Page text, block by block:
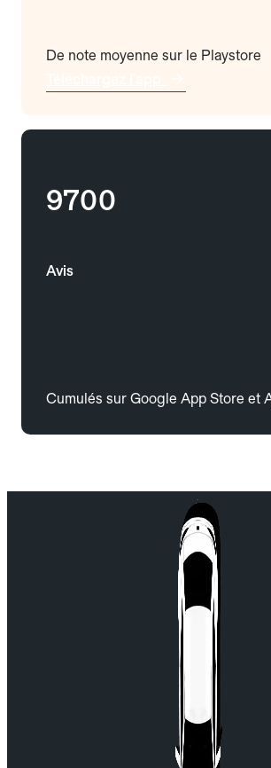
De note moyenne sur le Playstore
9700
Avis
Cumulés sur Google App Store et